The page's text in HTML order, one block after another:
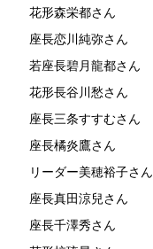
花形森栄都さん
座長恋川純弥さん
若座長碧月龍都さん
花形長谷川愁さん
座長三条すすむさん
座長橘炎鷹さん
リーダー美穂裕子さん
座長真田涼兒さん
座長千澤秀さん